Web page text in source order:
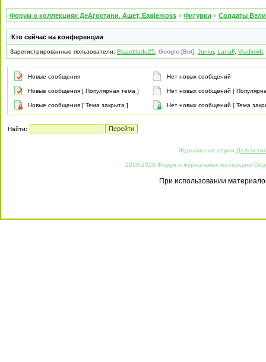
Форум о коллекциях ДеАгостини, Ашет, Eaglemoss » Фигурки » Солдаты
Кто сейчас на конференции
Зарегистрированные пользователи: Blazeblade25 Google [Bot] Junior, LanaF, VladimirII
Новые сообщения Нет новых сообщений
Новые сообщения [ Популярная тема ] Нет новых сообщений [
Новые сообщения [ Тема закрыта ] Нет новых сообщений [ Тема
Найти:
Журнальные серии
2010-2026 Форум о журнальных коллекциях
При использовании